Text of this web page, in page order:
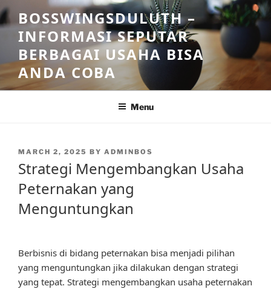
Skip
to
content
BOSSWINGSDULUTH –
INFORMASI SEPUTAR
BERBAGAI USAHA BISA
ANDA COBA
Menu
POSTED
MARCH 2, 2025 BY ADMINBOS
Strategi Mengembangkan Usaha
Peternakan yang
Menguntungkan
Berbisnis di bidang peternakan bisa menjadi pilihan
yang menguntungkan jika dilakukan dengan strategi
yang tepat. Strategi mengembangkan usaha peternakan